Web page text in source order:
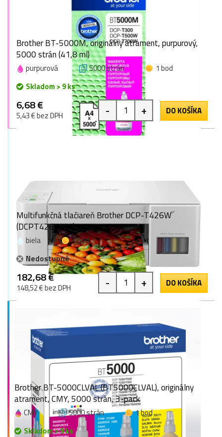
Brother BT-5000M, originálny atrament, purpurový,
5000 strán (41,8 ml)
purpurová 5000 strán
1 bod
Skladom > 9 ks
6,68 €
5,43 € bez DPH - + DO KOŠÍKA
Multifunkčná tlačiareň Brother DCP-T426W
(DCPT426WYJ1)
biela
1 bod
Nedostupné
182,68 €
148,52 € bez DPH - + DO KOŠÍKA
Brother BT-5000CLVAL (BT5000CLVAL), originálny
atrament, CMY, 5000 strán, 3-pack
CMY 5000 strán
1 bod
Skladom > 9 ks